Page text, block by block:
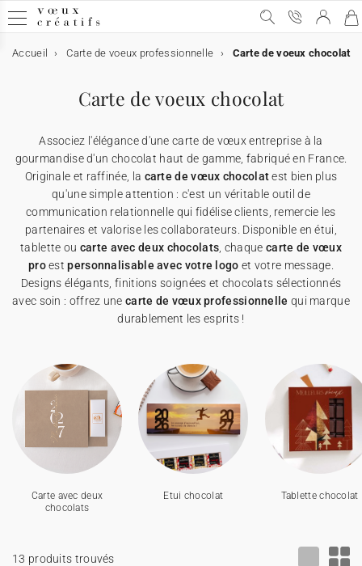
Carte de voeux
Carte de voeux
➞ Toutes les cartes de voeux
Carte de voeux avec dorure
Carte de voeux humour
Carte de voeux Noël
Carte de voeux originale
Carte de voeux 100% personnalisable
★ Demande d'échantillons
Carte de voeux digitale
Carte de voeux digitale
➞ Toutes les cartes digitales
Carte de voeux virtuelle
Carte de voeux vidéo
Carte de voeux vidéo premium
★ Demande de devis
Carte de voeux & chocolat
Carte de voeux & chocolat
➞ Toutes les cartes chocolats
Tablette chocolat
Carte avec deux chocolats
★ Demande d'échantillons
Calendrier personnalisé
Calendrier personnalisé
➞ Tous les calendriers
★ Demande de devis
Objets personnalisés
Objets personnalisés
➞ Tous les supports
Appareils photos jetables
Cartes cadeau
Cartes de remerciements
Produits sur mesure
Cartes postales
Accueil Carte de voeux professionnelle Carte de voeux chocolat
Carte de voeux chocolat
Associez l'élégance d'une carte de vœux entreprise à la
gourmandise d'un chocolat haut de gamme, fabriqué en France.
Originale et raffinée, la carte de vœux chocolatest bien plus
qu'une simple attention : c'est un véritable outil de
communication relationnelle qui fidélise clients, remercie les
partenaires et valorise les collaborateurs. Disponible en étui,
tablette ou carte avec deux chocolats , chaque carte de vœux
proestpersonnalisable avec votre logo et votre message.
Designs élégants, finitions soignées et chocolats sélectionnés
avec soin : offrez une carte de vœux professionnelle qui marque
durablement les esprits !
Carte avec deux
chocolats
Etui chocolat Tablette chocolat
13 produits trouvés